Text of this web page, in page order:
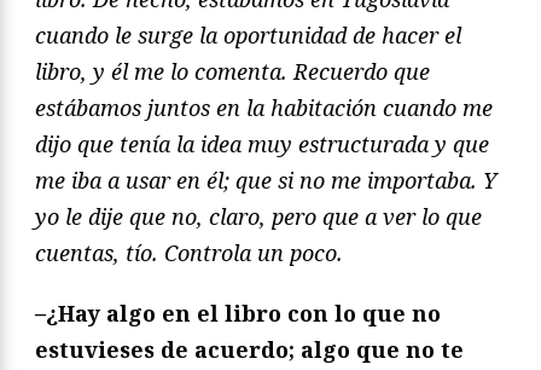
cuando le surge la oportunidad de hacer el
libro, y él me lo comenta. Recuerdo que
estábamos juntos en la habitación cuando me
dijo que tenía la idea muy estructurada y que
me iba a usar en él; que si no me importaba. Y
yo le dije que no, claro, pero que a ver lo que
cuentas, tío. Controla un poco.
–¿Hay algo en el libro con lo que no
estuvieses de acuerdo; algo que no te